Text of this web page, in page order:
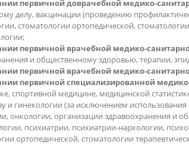
первичной доврачебной медико-
делу, вакцинации (проведению
стоматологии ортопедической,
первичной врачебной медико-
и общественному здоровью, терапии,
первичной врачебной медико-
первичной специализированной
спортивной медицине, медицинской
и гинекологии (за исключением
онкологии, организации здравоохранения и
психиатрии, психиатрии-наркологии,
ортопедической, стоматологии